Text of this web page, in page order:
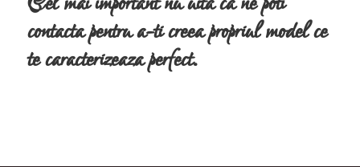
contacta pentru a-ti creea propriul model ce
te caracterizeaza perfect.